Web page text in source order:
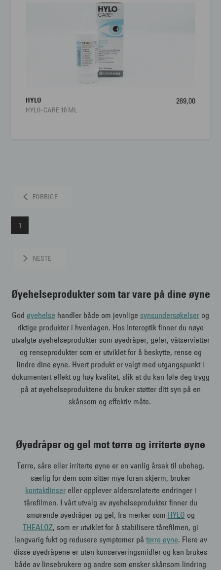
HYLO
HYLO-CARE 10 ML
269,00
FORRIGE
1
NESTE
Øyehelseprodukter som tar vare på dine øyne
God øyehelse handler både om jevnlige synsundersøkelser og
riktige produkter i hverdagen. Hos Interoptik finner du nøye
utvalgte øyehelseprodukter som øyedråper, geler, våtservietter
og renseprodukter som er utviklet for å beskytte, rense og
lindre dine øyne. Hvert produkt er valgt med utgangspunkt i
dokumentert effekt og høy kvalitet, slik at du kan føle deg trygg
på at øyehelseproduktene du bruker støtter ditt syn på en
skånsom og effektiv måte.
Øyedråper og gel mot tørre og irriterte øyne
Tørre, såre eller irriterte øyne er en vanlig årsak til ubehag,
særlig for dem som sitter mye foran skjerm, bruker
kontaktlinsereller opplever aldersrelaterte endringer i
tårefilmen. I vårt utvalg av øyehelseprodukter finner du
smørende øyedråper og gel, fra merker som HYLO og
THEALOZ, som er utviklet for å stabilisere tårefilmen, gi
langvarig fukt og redusere symptomer på tørre øyne. Flere av
disse øyedråpene er uten konserveringsmidler og kan brukes
både av linsebrukere og andre som ønsker skånsom lindring